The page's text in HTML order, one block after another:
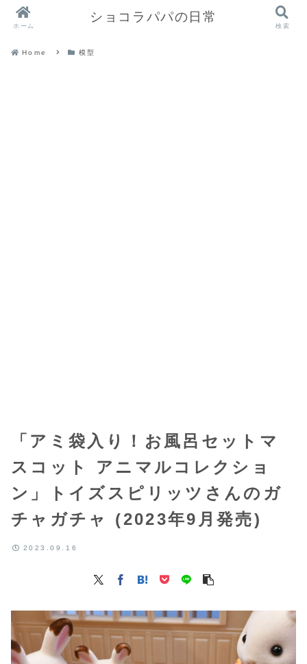
Home 模型
「アミ袋入り！お風呂セットマ
スコット アニマルコレクショ
ン」トイズスピリッツさんのガ
チャガチャ (2023年9月発売)
2023.09.16
ホーム
ショコラパパの日常
検索